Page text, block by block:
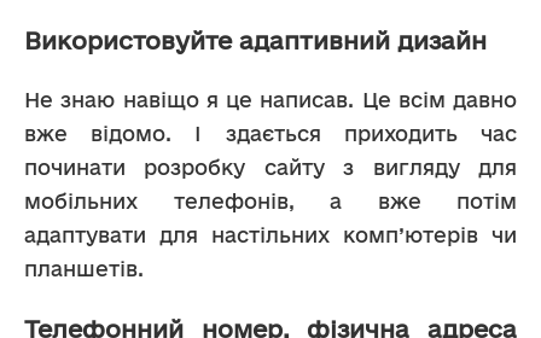
Використовуйте адаптивний дизайн
Не знаю навіщо я це написав. Це всім давно
вже відомо. І здається приходить час
починати розробку сайту з вигляду для
мобільних телефонів, а вже потім
адаптувати для настільних комп’ютерів чи
планшетів.
Телефонний номер, фізична адреса